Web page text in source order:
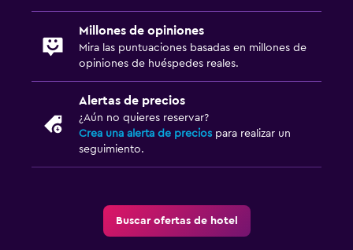
Terraza
Almohada de plumas
Enchufe cerca de la cama
Servicios y facilidades
Millones de opiniones
Mira las puntuaciones basadas en millones de
opiniones de huéspedes reales.
Alertas de precios
¿Aún no quieres reservar?
Crea una alerta de precios para realizar un
seguimiento.
Buscar ofertas de hotel